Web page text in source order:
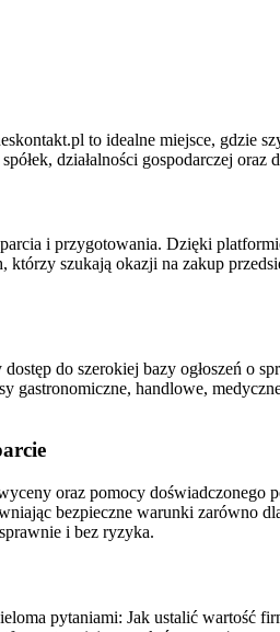
to idealne miejsce, gdzie
działalności gospodarczej oraz
i przygotowania. Dzięki
szukają okazji na zakup
do szerokiej bazy ogłoszeń
handlowe,
oraz pomocy
bezpieczne warunki zarówno
i bez ryzyka.
pytaniami: Jak ustalić